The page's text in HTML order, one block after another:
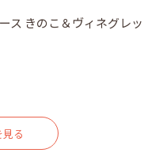
ス きのこ＆ヴィネグレッ
る